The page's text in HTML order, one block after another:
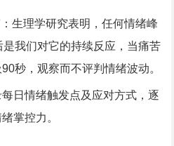
生理学研究表明，任何情绪峰
我们对它的持续反应，当痛苦
秒，观察而不评判情绪波动。
日情绪触发点及应对方式，逐
掌控力。